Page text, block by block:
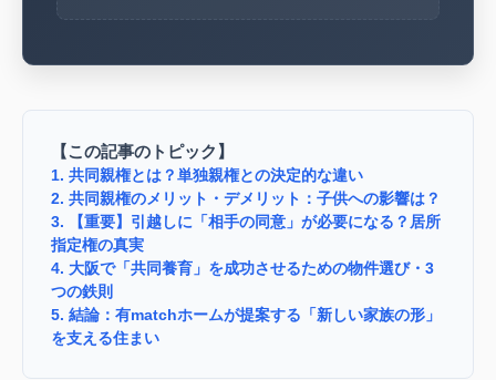
【この記事のトピック】
1. 共同親権とは？単独親権との決定的な違い
2. 共同親権のメリット・デメリット：子供への影響は？
3. 【重要】引越しに「相手の同意」が必要になる？居所
指定権の真実
4. 大阪で「共同養育」を成功させるための物件選び・3
つの鉄則
5. 結論：有matchホームが提案する「新しい家族の形」
を支える住まい